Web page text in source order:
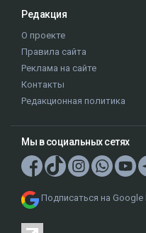
Редакция
О проекте
Правила сайта
Реклама на сайте
Контакты
Редакционная политика
Мы в социальных сетях
Подписаться на Google